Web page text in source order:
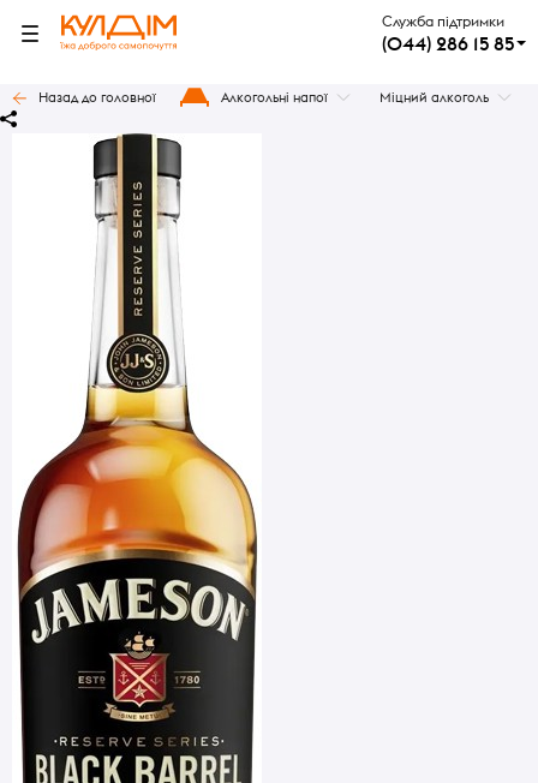
Служба підтримки
(044) 286 15 85
Назад до головної Алкогольні напої Міцний алкоголь